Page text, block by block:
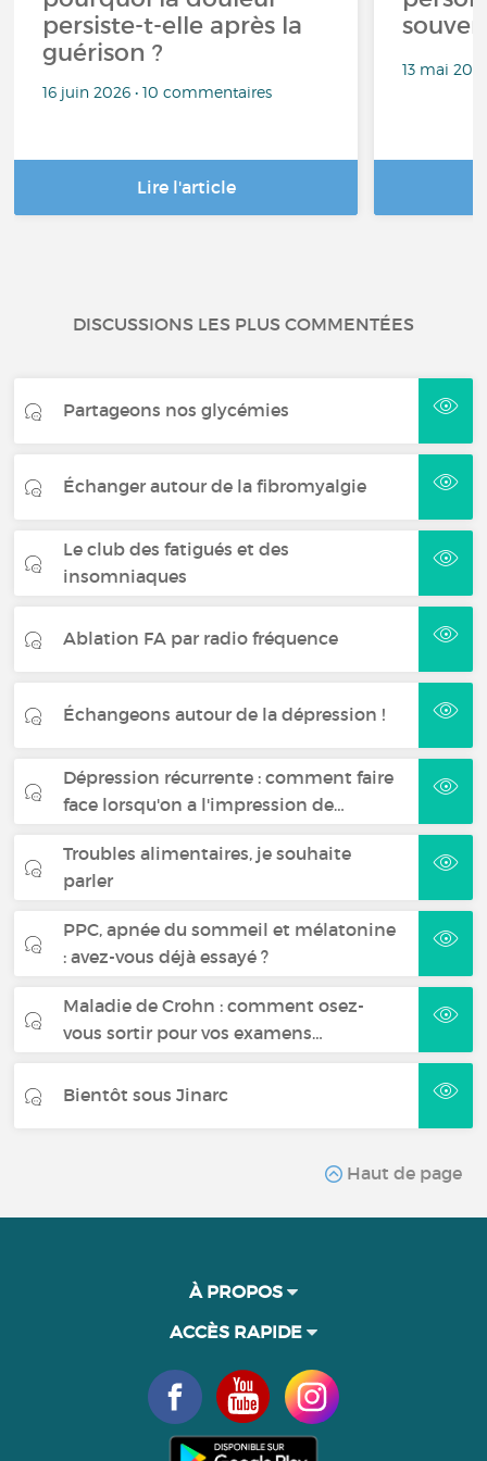
persiste-t-elle après la
guérison ?
16 juin 2026 • 10 commentaires
Lire l'article
13 mai
DISCUSSIONS LES PLUS COMMENTÉES
Partageons nos glycémies
Échanger autour de la fibromyalgie
Le club des fatigués et des
insomniaques
Ablation FA par radio fréquence
Échangeons autour de la dépression !
Dépression récurrente : comment faire
face lorsqu'on a l'impression de…
Troubles alimentaires, je souhaite
parler
PPC, apnée du sommeil et mélatonine
: avez-vous déjà essayé ?
Maladie de Crohn : comment osez-
vous sortir pour vos examens…
Bientôt sous Jinarc
Haut de page
À PROPOS
ACCÈS RAPIDE